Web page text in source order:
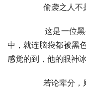
偷袭之人不是
这是一位黑袍
中，就连脑袋都被黑
感觉的到，他的眼神
若论辈分，则